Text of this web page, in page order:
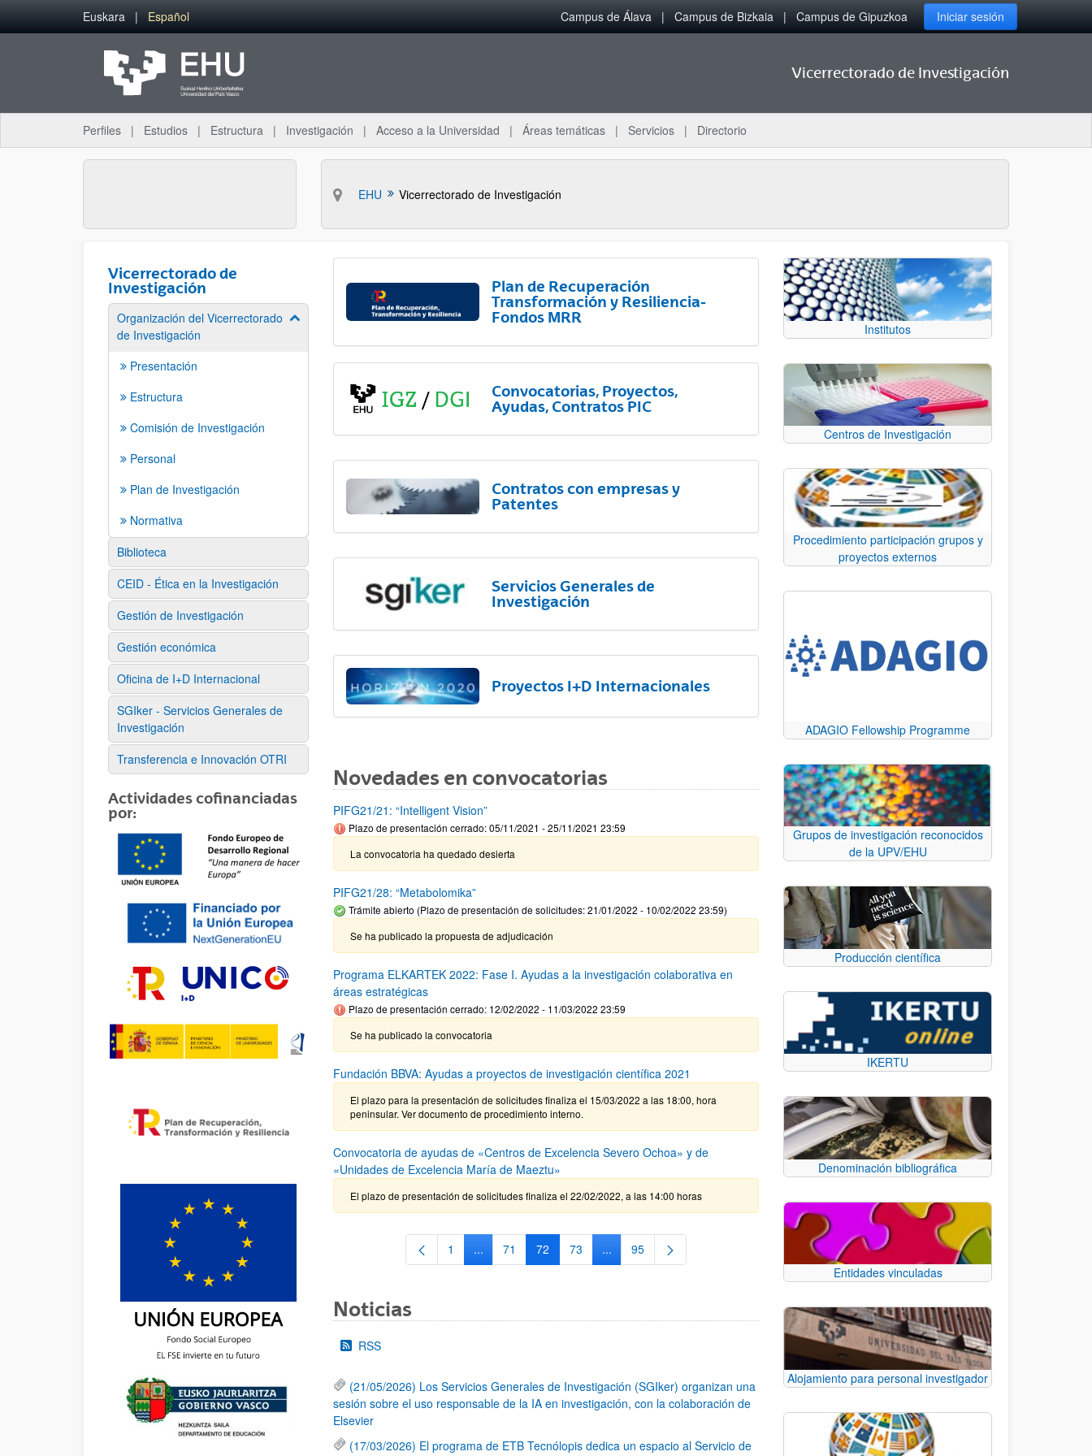
Saltar al contenido principal
Euskara Español Campus de Álava Campus de Bizkaia Campus de Gipuzkoa Iniciar sesión
Vicerrectorado de Investigación
Perfiles Estudios Estructura Investigación Acceso a la Universidad Áreas temáticas Servicios Directorio
EHU Vicerrectorado de Investigación
Vicerrectorado de
Investigación
Organización del Vicerrectorado
de Investigación
Mostrar/ocultar subpáginas
Presentación
Estructura
Comisión de Investigación
Personal
Plan de Investigación
Normativa
Biblioteca
CEID - Ética en la Investigación
Gestión de Investigación
Gestión económica
Oficina de I+D Internacional
SGIker - Servicios Generales de
Investigación
Transferencia e Innovación OTRI
Actividades cofinanciadas
por:
Plan de Recuperación
Transformación y Resiliencia-
Fondos MRR
Convocatorias, Proyectos,
Ayudas, Contratos PIC
Contratos con empresas y
Patentes
Servicios Generales de
Investigación
Proyectos I+D Internacionales
Novedades en convocatorias
PIFG21/21: “Intelligent Vision”
Plazo de presentación cerrado: 05/11/2021 - 25/11/2021 23:59
La convocatoria ha quedado desierta
PIFG21/28: “Metabolomika”
Trámite abierto (Plazo de presentación de solicitudes: 21/01/2022 - 10/02/2022 23:59)
Se ha publicado la propuesta de adjudicación
Programa ELKARTEK 2022: Fase I. Ayudas a la investigación colaborativa en
áreas estratégicas
Plazo de presentación cerrado: 12/02/2022 - 11/03/2022 23:59
Se ha publicado la convocatoria
Fundación BBVA: Ayudas a proyectos de investigación científica 2021
El plazo para la presentación de solicitudes finaliza el 15/03/2022 a las 18:00, hora
peninsular. Ver documento de procedimiento interno.
Convocatoria de ayudas de «Centros de Excelencia Severo Ochoa» y de
«Unidades de Excelencia María de Maeztu»
El plazo de presentación de solicitudes finaliza el 22/02/2022, a las 14:00 horas
Página
1 ...Páginas intermedias Use TAB para desplazarse.
Página
71 Página
72 Página
73 ...Páginas intermedias Use TAB para desplazarse.
Página
95
Noticias
RSS
(21/05/2026) Los Servicios Generales de Investigación (SGIker) organizan una
sesión sobre el uso responsable de la IA en investigación, con la colaboración de
Elsevier
(17/03/2026) El programa de ETB Tecnólopis dedica un espacio al Servicio de
Institutos
Centros de Investigación
Procedimiento participación grupos y
proyectos externos
ADAGIO Fellowship Programme
Grupos de investigación reconocidos
de la UPV/EHU
Producción científica
IKERTU
Denominación bibliográfica
Entidades vinculadas
Alojamiento para personal investigador